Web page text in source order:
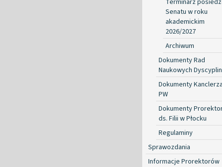
Senatu w roku
akademickim
2026/2027
Archiwum
Dokumenty Rad
Naukowych Dyscyplin
Dokumenty
PW
Dokumenty
ds. Filii w Płocku
Regulaminy
Sprawozdania
Informacje Prorektorów